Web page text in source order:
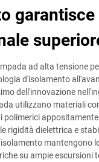
ad alta tensione
d'isolamento
dell'innovazione
utilizzano materiali
polimerici
rigidità dielettrica e
mantengono
su ampie escursioni